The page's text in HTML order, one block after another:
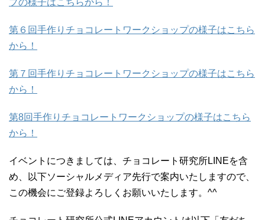
プの様子はこちらから！
第６回手作りチョコレートワークショップの様子はこちら
から！
第７回手作りチョコレートワークショップの様子はこちら
から！
第8回手作りチョコレートワークショップの様子はこちら
から！
イベントにつきましては、チョコレート研究所LINEを含
め、以下ソーシャルメディア先行で案内いたしますので、
この機会にご登録よろしくお願いいたします。^^